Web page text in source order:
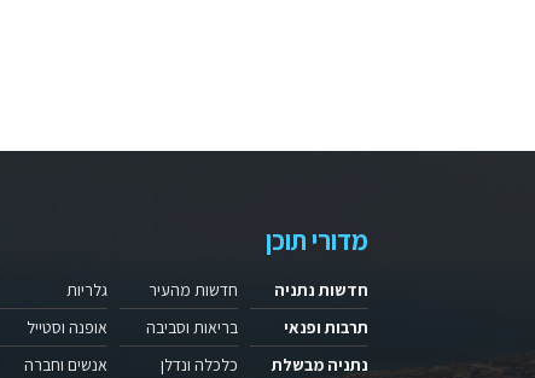
מדורי תוכן
חדשות נתניה
תרבות ופנאי
נתניה מבשלת
חדשות מהעיר
בריאות וסביבה
כלכלה ונדלן
גלריות
אופנה וסטייל
אנשים וחברה